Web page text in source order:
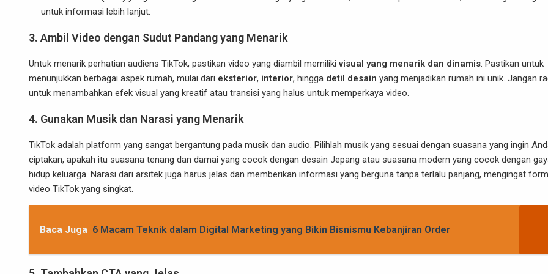
untuk informasi lebih lanjut.
3. Ambil Video dengan Sudut Pandang yang Menarik
Untuk menarik perhatian audiens TikTok, pastikan video yang diambil memiliki visual yang menarik dan dinamis. Pastikan untuk
menunjukkan berbagai aspek rumah, mulai dari eksterior, interior, hingga detil desain yang menjadikan rumah ini unik. Jangan
untuk menambahkan efek visual yang kreatif atau transisi yang halus untuk memperkaya video.
4. Gunakan Musik dan Narasi yang Menarik
TikTok adalah platform yang sangat bergantung pada musik dan audio. Pilihlah musik yang sesuai dengan suasana yang ingin
ciptakan, apakah itu suasana tenang dan damai yang cocok dengan desain Jepang atau suasana modern yang cocok dengan
hidup keluarga. Narasi dari arsitek juga harus jelas dan memberikan informasi yang berguna tanpa terlalu panjang, mengingat
video TikTok yang singkat.
Baca Juga 6 Macam Teknik dalam Digital Marketing yang Bikin Bisnismu Kebanjiran Order